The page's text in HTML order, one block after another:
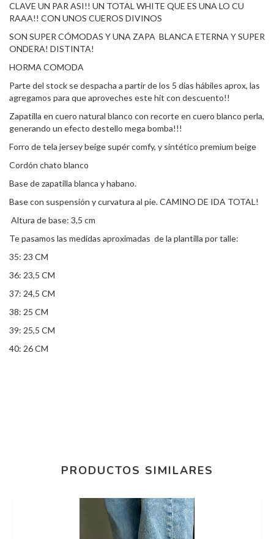
CLAVE UN PAR ASI!! UN TOTAL WHITE QUE ES UNA LO CU
RAAA!! CON UNOS CUEROS DIVINOS
SON SUPER CÓMODAS Y UNA ZAPA BLANCA ETERNA Y SUPER
ONDERA! DISTINTA!
HORMA COMODA
Parte del stock se despacha a partir de los 5 dias hábiles aprox, las
agregamos para que aproveches este hit con descuento!!
Zapatilla en cuero natural blanco con recorte en cuero blanco perla,
generando un efecto destello mega bomba!!!
Forro de tela jersey beige supér comfy, y sintético premium beige
Cordón chato blanco
Base de zapatilla blanca y habano.
Base con suspensión y curvatura al pie. CAMINO DE IDA TOTAL!
Altura de base: 3,5 cm
Te pasamos las medidas aproximadas de la plantilla por talle:
35: 23 CM
36: 23,5 CM
37: 24,5 CM
38: 25 CM
39: 25,5 CM
40: 26 CM
PRODUCTOS SIMILARES